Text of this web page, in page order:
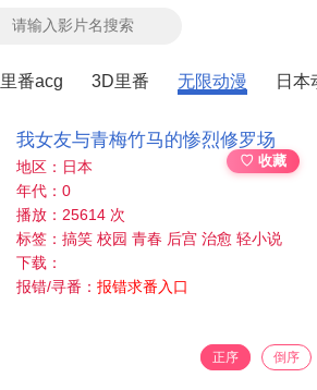
里番acg 3D里番 无限动漫 日本
我女友与青梅竹马的惨烈修罗场
♡ 收藏
地区：日本
年代：0
播放：25614 次
标签：搞笑 校园 青春 后宫 治愈 轻小说
下载：
报错/寻番：报错求番入口
正序 倒序